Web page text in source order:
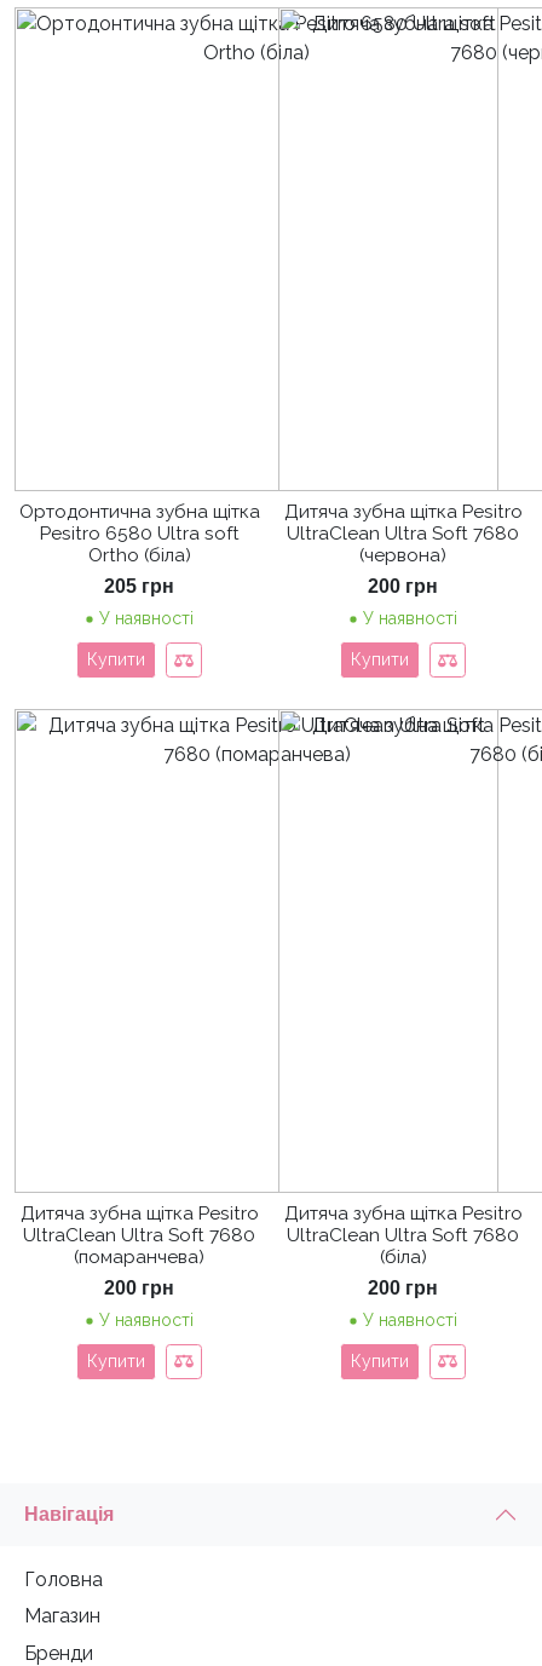
Ортодонтична зубна щітка
Pesitro 6580 Ultra soft
Ortho (біла)
205 грн
У наявності
Купити
Дитяча зубна щітка Pesitro
UltraClean Ultra Soft 7680
(червона)
200 грн
У наявності
Купити
Дитяча зубна щітка Pesitro
UltraClean Ultra Soft 7680
(помаранчева)
200 грн
У наявності
Купити
Дитяча зубна щітка Pesitro
UltraClean Ultra Soft 7680
(біла)
200 грн
У наявності
Купити
Навігація
Головна
Магазин
Бренди